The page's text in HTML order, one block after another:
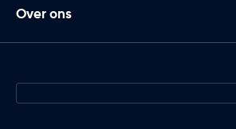
Over ons